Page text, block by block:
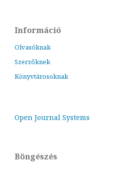
Információ
Olvasóknak
Szerzőknek
Könyvtárosoknak
Open Journal Systems
Böngészés